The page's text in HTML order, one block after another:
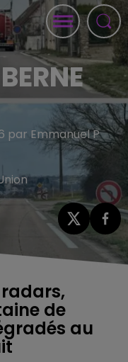
par Emmanuel P
de
au